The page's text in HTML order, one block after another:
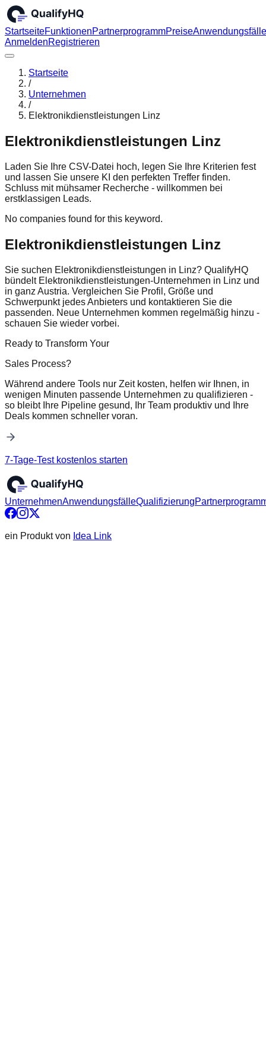
StartseiteFunktionenPartnerprogrammPreiseAnwendungsfälle
AnmeldenRegistrieren
Startseite
/
Unternehmen
/
Elektronikdienstleistungen Linz
Elektronikdienstleistungen Linz
Laden Sie Ihre CSV-Datei hoch, legen Sie Ihre Kriterien fest
und lassen Sie unsere KI den perfekten Treffer finden.
Schluss mit mühsamer Recherche - willkommen bei
erstklassigen Leads.
No companies found for this keyword.
Elektronikdienstleistungen Linz
Sie suchen Elektronikdienstleistungen in Linz? QualifyHQ
bündelt Elektronikdienstleistungen-Unternehmen in Linz und
in ganz Austria. Vergleichen Sie Profil, Größe und
Schwerpunkt jedes Anbieters und kontaktieren Sie die
passenden. Neue Unternehmen kommen regelmäßig hinzu -
schauen Sie wieder vorbei.
Ready to Transform Your
Sales Process?
Während andere Tools nur Zeit kosten, helfen wir Ihnen, in
wenigen Minuten passende Unternehmen zu qualifizieren -
so bleibt Ihre Pipeline gesund, Ihr Team produktiv und Ihre
Deals kommen schneller voran.
7-Tage-Test kostenlos starten
UnternehmenAnwendungsfälleQualifizierung
ein Produkt von Idea Link